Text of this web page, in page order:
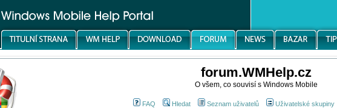
forum.WMHelp.cz
O všem, co souvisí s Windows Mobile
FAQ Hledat Seznam uživatelů Uživatelské skupiny